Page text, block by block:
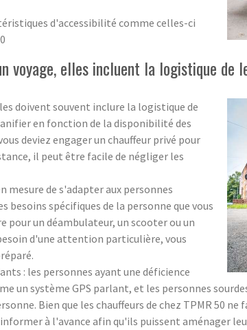
d'accessibilité comme celles-ci
voyage, elles incluent la logistique
doivent souvent inclure la logistique de
en fonction de la disponibilité des
deviez engager un chauffeur privé pour
il peut être facile de négliger les
mesure de s'adapter aux personnes
besoins spécifiques de la personne que vous
pour un déambulateur, un scooter ou un
d'une attention particulière, vous
: les personnes ayant une déficience
un système GPS parlant, et les personnes
Bien que les chauffeurs de chez TPMR 50
à l'avance afin qu'ils puissent aménager